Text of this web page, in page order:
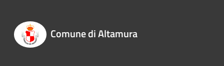
Comune di Altamura